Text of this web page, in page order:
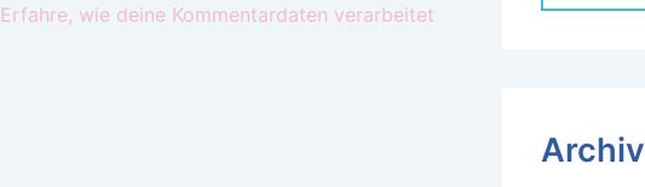
Erfahre, wie deine Kommentardaten verarbeitet
Archiv